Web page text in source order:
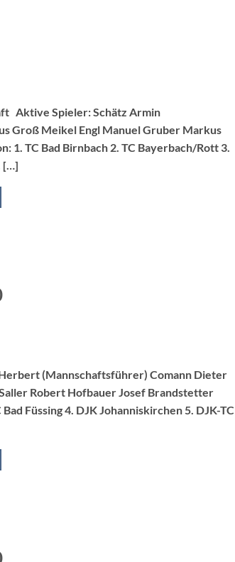
Aktive Spieler: Schätz Armin
Groß Meikel Engl Manuel Gruber Markus
1. TC Bad Birnbach 2. TC Bayerbach/Rott 3.
[…]
(Mannschaftsführer) Comann Dieter
Robert Hofbauer Josef Brandstetter
Füssing 4. DJK Johanniskirchen 5. DJK-TC